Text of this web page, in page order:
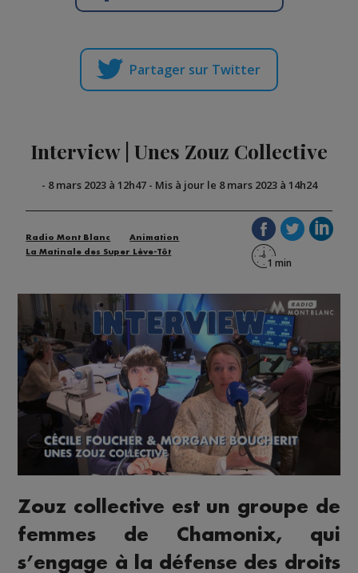
Partager sur Twitter
Interview | Unes Zouz Collective
- 8 mars 2023 à 12h47- Mis à jour le 8 mars 2023 à 14h24
Radio Mont Blanc
Animation
La Matinale des Super Lève-Tôt
Zouz collective est un groupe de
femmes de Chamonix, qui
s’engage à la défense des droits